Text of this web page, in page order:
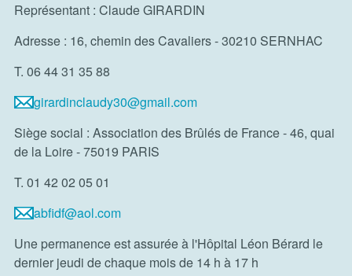
Représentant : Claude GIRARDIN
Adresse : 16, chemin des Cavaliers - 30210 SERNHAC
T. 06 44 31 35 88
girardinclaudy30@gmail.com
Siège social : Association des Brûlés de France - 46, quai
de la Loire - 75019 PARIS
T. 01 42 02 05 01
abfidf@aol.com
Une permanence est assurée à l'Hôpital Léon Bérard le
dernier jeudi de chaque mois de 14 h à 17 h